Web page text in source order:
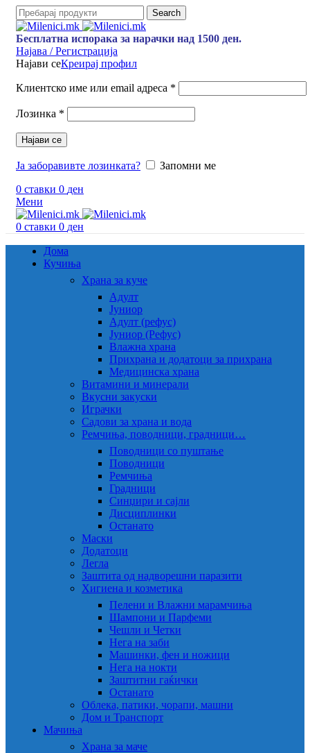
Search
Бесплатна испорака за нарачки над 1500 ден.
Најава / Регистрација
Најави сеКреирај профил
Клиентско име или email адреса *
Лозинка *
Најави се
Ја заборавивте лозинката?
Запомни ме
0 ставки 0 ден
Мени
0 ставки 0 ден
Дома
Кучиња
Храна за куче
Адулт
Јуниор
Адулт (рефус)
Јуниор (Рефус)
Влажна храна
Прихрана и додатоци за прихрана
Медицинска храна
Витамини и минерали
Вкусни закуски
Играчки
Садови за храна и вода
Ремчиња, поводници, градници…
Поводници со пуштање
Поводници
Ремчиња
Градници
Синџири и сајли
Дисциплинки
Останато
Маски
Додатоци
Легла
Заштита од надворешни паразити
Хигиена и козметика
Пелени и Влажни марамчиња
Шампони и Парфеми
Чешли и Четки
Нега на заби
Машинки, фен и ножици
Нега на нокти
Заштитни гаќички
Останато
Облека, патики, чорапи, машни
Дом и Транспорт
Мачиња
Храна за маче